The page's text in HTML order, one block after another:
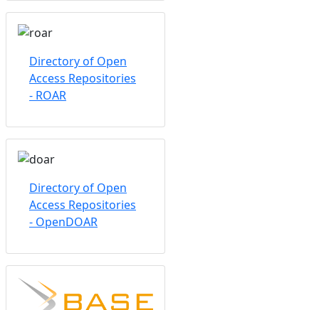
Directory of Open
Access Repositories
- ROAR
Directory of Open
Access Repositories
- OpenDOAR